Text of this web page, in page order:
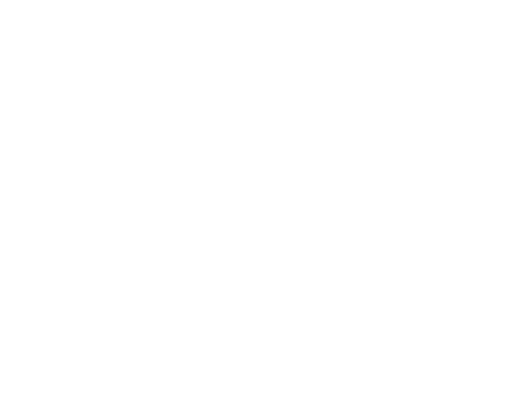
v závislosti na kategorii hotelu. Taxa není zahrnuta v ceně zájezdu a musí být uhrazena